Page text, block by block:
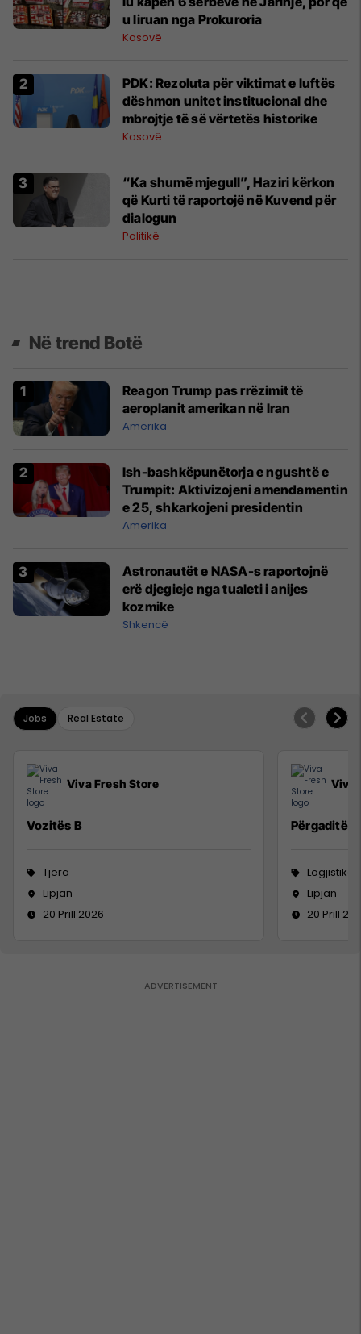
u liruan nga Prokuroria
Kosovë
PDK: Rezoluta për viktimat e luftës
dëshmon unitet institucional dhe
mbrojtje të së vërtetës historike
Kosovë
​“Ka shumë mjegull”, Haziri kërkon
që Kurti të raportojë në Kuvend për
dialogun
Politikë
Në trend Botë
Reagon Trump pas rrëzimit të
aeroplanit amerikan në Iran
Amerika
Ish-bashkëpunëtorja e ngushtë e
Trumpit: Aktivizojeni amendamentin
e 25, shkarkojeni presidentin
Amerika
Astronautët e NASA-s raportojnë
erë djegieje nga tualeti i anijes
kozmike
Shkencë
Jobs Real Estate
Viva Fresh Store
Vozitës B
Tjera
Lipjan
20 Prill 2026
Viva
Përgaditës
Logjistikë
Lipjan
20 Prill